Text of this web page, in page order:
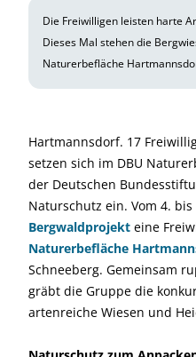
Die Freiwilligen leisten harte
Dieses Mal stehen die
Naturerbefläche
Hartmannsdorf. 17
setzen sich im DBU
der Deutschen
Naturschutz ein. Vom 4.
Bergwaldprojekt eine
Naturerbefläche
Schneeberg. Gemeinsam
gräbt die Gruppe die
artenreiche Wiesen und